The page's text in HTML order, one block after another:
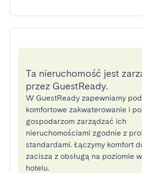
Ta nieruchomość jest
przez GuestReady.
W GuestReady zapewniamy
komfortowe zakwaterowanie i
gospodarzom zarządzać ich
nieruchomościami zgodnie z
standardami. Łączymy komfort
zacisza z obsługą na poziomie
hotelu.